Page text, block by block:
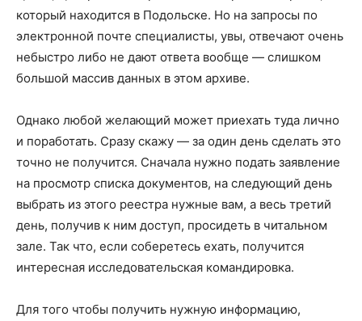
который находится в Подольске. Но на запросы по
электронной почте специалисты, увы, отвечают очень
небыстро либо не дают ответа вообще — слишком
большой массив данных в этом архиве.
Однако любой желающий может приехать туда лично
и поработать. Сразу скажу — за один день сделать это
точно не получится. Сначала нужно подать заявление
на просмотр списка документов, на следующий день
выбрать из этого реестра нужные вам, а весь третий
день, получив к ним доступ, просидеть в читальном
зале. Так что, если соберетесь ехать, получится
интересная исследовательская командировка.
Для того чтобы получить нужную информацию,